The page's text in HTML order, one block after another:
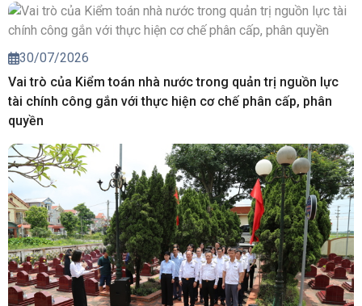
30/07/2026
Vai trò của Kiểm toán nhà nước trong quản trị nguồn lực
tài chính công gắn với thực hiện cơ chế phân cấp, phân
quyền